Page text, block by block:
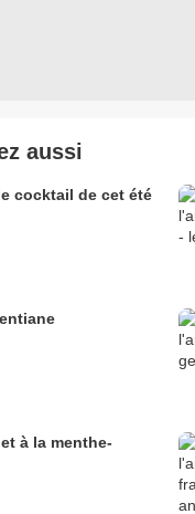
aussi
cocktail de cet été
à la menthe-